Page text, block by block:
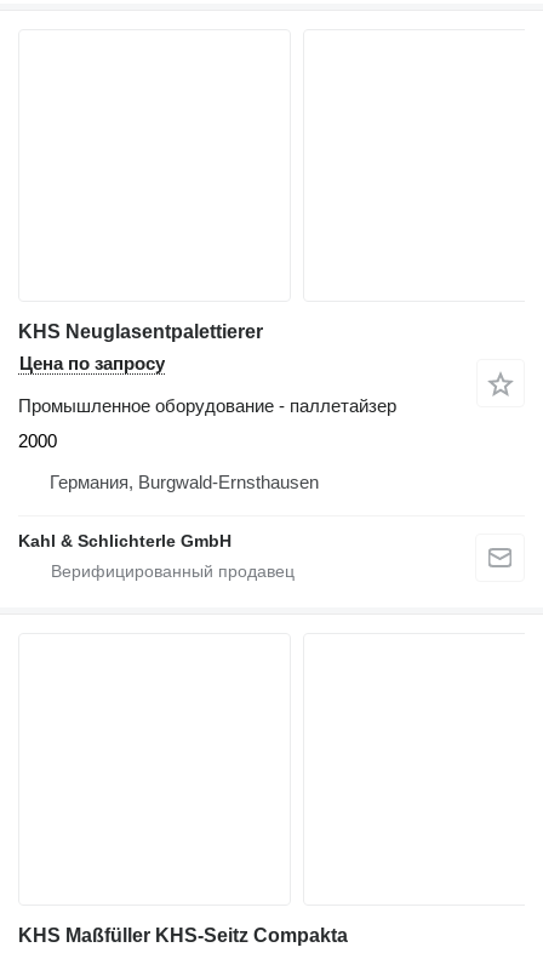
KHS Neuglasentpalettierer
Цена по запросу
Промышленное оборудование - паллетайзер
2000
Германия, Burgwald-Ernsthausen
Kahl & Schlichterle GmbH
KHS Maßfüller KHS-Seitz Compakta